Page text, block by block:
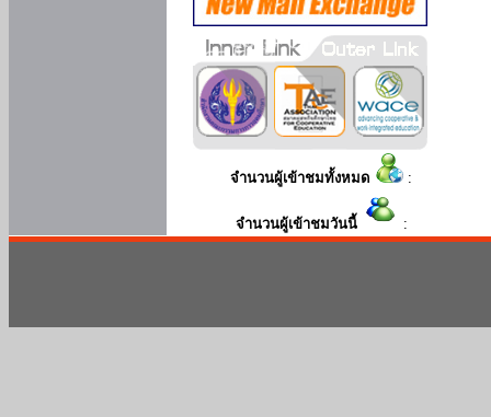
จำนวนผู้เข้าชมทั้งหมด :
จำนวนผู้เข้าชมวันนี้ :